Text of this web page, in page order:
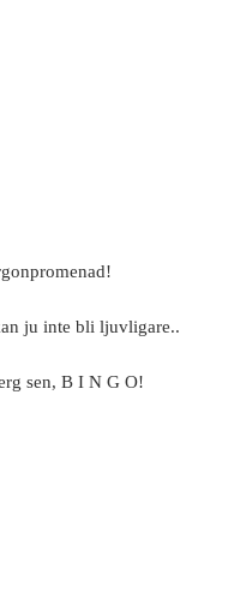
ju inte bli ljuvligare..
sen, B I N G O!